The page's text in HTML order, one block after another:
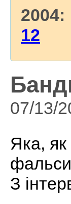
12
07/13/
Яка,
З